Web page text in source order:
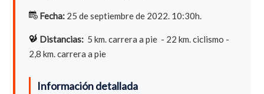
Fecha:25 de septiembre de 2022. 10:30h.
Distancias: 5 km. carrera a pie - 22 km. ciclismo -
2,8 km. carrera a pie
Información detallada